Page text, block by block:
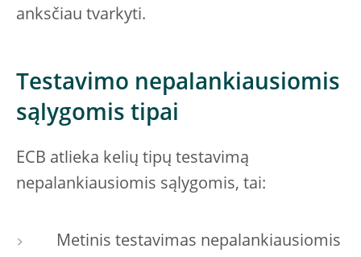
anksčiau tvarkyti.
Testavimo nepalankiausiomis
sąlygomis tipai
ECB atlieka kelių tipų testavimą
nepalankiausiomis sąlygomis, tai:
Metinis testavimas nepalankiausiomis